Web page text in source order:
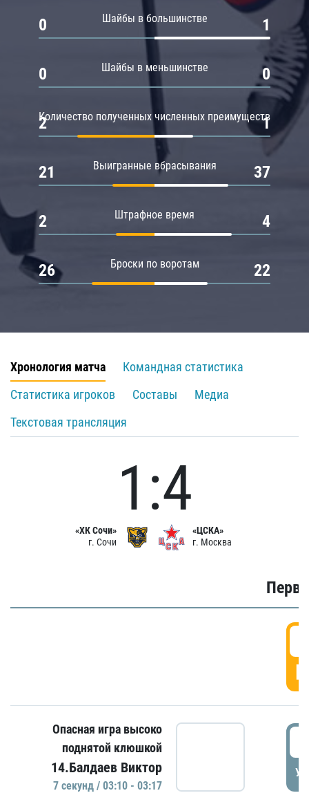
Шайбы в большинстве
0 1
Шайбы в меньшинстве
0 0
Количество полученных численных преимуществ
2 1
Выигранные вбрасывания
21 37
Штрафное время
2 4
Броски по воротам
26 22
Хронология матча
Командная статистика
Статистика игроков
Составы
Медиа
Текстовая трансляция
«ХК Сочи»
г. Сочи
1:4
«ЦСКА»
г. Москва
Опасная игра высоко
поднятой клюшкой
14.Балдаев Виктор
7 секунд / 03:10 - 03:17